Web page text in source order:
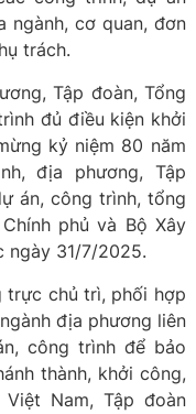
ngành, cơ quan, đơn
trách.
Tập đoàn, Tổng
đủ điều kiện khởi
kỷ niệm 80 năm
địa phương, Tập
án, công trình, tổng
phủ và Bộ Xây
ngày 31/7/2025.
trực chủ trì, phối hợp
địa phương liên
công trình để bảo
thành, khởi công,
Nam, Tập đoàn